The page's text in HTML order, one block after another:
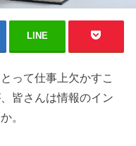
LINE
って仕事上欠かすこ
皆さんは情報のイン
。